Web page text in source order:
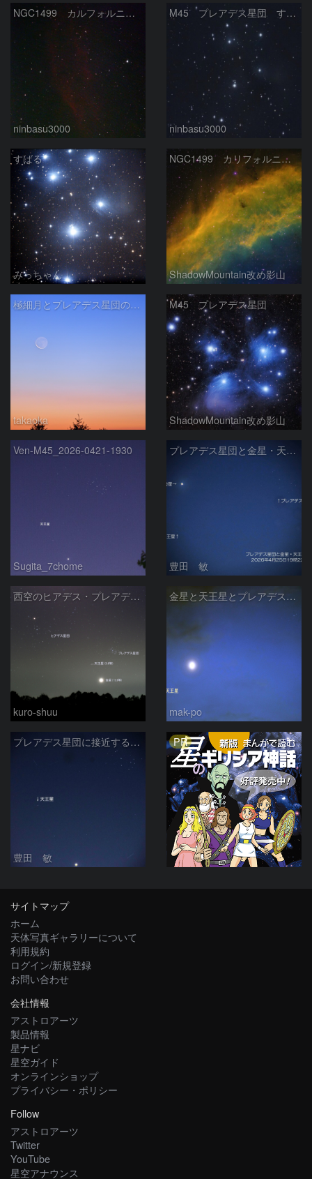
NGC1499 カルフォルニア星雲
ninbasu3000
M45 プレアデス星団 すばる
ninbasu3000
すばる
みっちゃん
NGC1499 カリフォルニア星雲
ShadowMountain改め影山
極細月とプレアデス星団の接近
takaoka
M45 プレアデス星団
ShadowMountain改め影山
Ven-M45_2026-0421-1930
Sugita_7chome
プレアデス星団と金星・天王星の接近 2026/4/25
豊田 敏
西空のヒアデス・プレアデス星団と金星(-3.9等)・天王星(5.8等) (2026/04/21)
kuro-shuu
金星と天王星とプレアデス星団の接近
mak-po
プレアデス星団に接近する金星と天王星 2026/4/21
豊田 敏
PR
サイトマップ
ホーム
天体写真ギャラリーについて
利用規約
ログイン/新規登録
お問い合わせ
会社情報
アストロアーツ
製品情報
星ナビ
星空ガイド
オンラインショップ
プライバシー・ポリシー
Follow
アストロアーツ
Twitter
YouTube
星空アナウンス